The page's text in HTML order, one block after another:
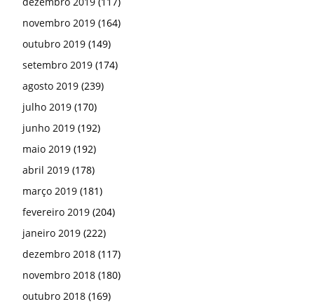
novembro 2019 (164)
outubro 2019 (149)
setembro 2019 (174)
agosto 2019 (239)
julho 2019 (170)
junho 2019 (192)
maio 2019 (192)
abril 2019 (178)
março 2019 (181)
fevereiro 2019 (204)
janeiro 2019 (222)
dezembro 2018 (117)
novembro 2018 (180)
outubro 2018 (169)